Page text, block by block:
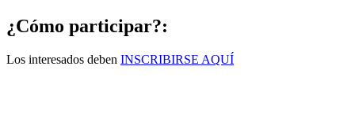
¿Cómo participar?:
Los interesados deben INSCRIBIRSE AQUÍ